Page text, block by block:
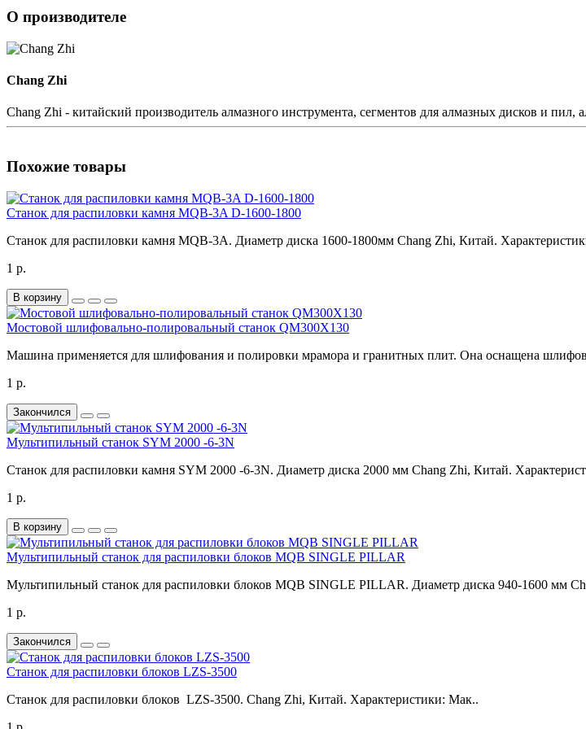
О производителе
Chang Zhi
Chang Zhi - китайский производитель алмазного инструмента, сегментов для алмазных дисков и пил,
Похожие товары
Станок для распиловки камня MQB-3A D-1600-1800
Станок для распиловки камня MQB-3A. Диаметр диска 1600-1800мм Chang Zhi, Китай.
1 р.
В корзину
Мостовой шлифовально-полировальный станок QM300X130
Машина применяется для шлифования и полировки мрамора и гранитных плит. Она оснащена
1 р.
Закончился
Мультипильный станок SYM 2000 -6-3N
Станок для распиловки камня SYM 2000 -6-3N. Диаметр диска 2000 мм Chang Zhi, Китай.
1 р.
В корзину
Мультипильный станок для распиловки блоков MQB SINGLE PILLAR
Мультипильный станок для распиловки блоков MQB SINGLE PILLAR. Диаметр диска 940-1600 мм
1 р.
Закончился
Станок для распиловки блоков LZS-3500
Станок для распиловки блоков LZS-3500. Chang Zhi, Китай. Характеристики: Maк..